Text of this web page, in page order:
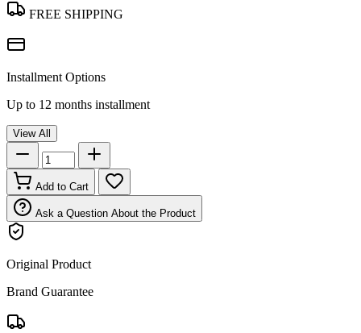
FREE SHIPPING
Installment Options
Up to 12 months installment
View All
Add to Cart
Ask a Question About the Product
Original Product
Brand Guarantee